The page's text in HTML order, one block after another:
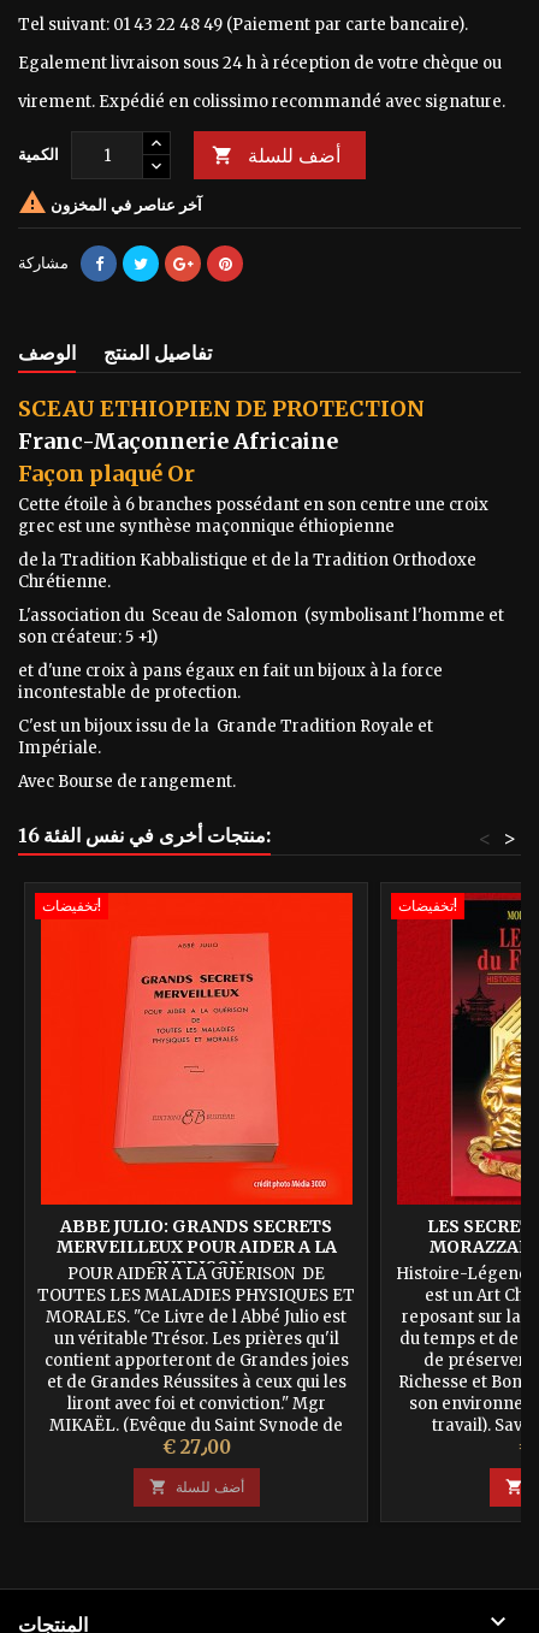
Tel suivant: 01 43 22 48 49 (Paiement par carte bancaire).
Egalement livraison sous 24 h à réception de votre chèque ou
virement. Expédié en colissimo recommandé avec signature.
الكمية  أضف للسلة
 آخر عناصر في المخزون
مشاركة
الوصف تفاصيل المنتج
SCEAU ETHIOPIEN DE PROTECTION
Franc-Maçonnerie Africaine
Façon plaqué Or
Cette étoile à 6 branches possédant en son centre une croix
grec est une synthèse maçonnique éthiopienne
de la Tradition Kabbalistique et de la Tradition Orthodoxe
Chrétienne.
L'association du Sceau de Salomon (symbolisant l'homme et
son créateur: 5 +1)
et d'une croix à pans égaux en fait un bijoux à la force
incontestable de protection.
C'est un bijoux issu de la Grande Tradition Royale et
Impériale.
Avec Bourse de rangement.
16 منتجات أخرى في نفس الفئة: >
<
تخفيضات!
ABBE JULIO: GRANDS SECRETS
MERVEILLEUX POUR AIDER A LA
GUERISON
POUR AIDER A LA GUERISON DE
TOUTES LES MALADIES PHYSIQUES ET
MORALES. "Ce Livre de l Abbé Julio est
un véritable Trésor. Les prières qu'il
contient apporteront de Grandes joies
et de Grandes Réussites à ceux qui les
liront avec foi et conviction." Mgr
MIKAËL. (Evêque du Saint Synode de
l'Eparchie Orthodoxe Apostolique des
Rites Orientaux)
السعر€ 27٫00
 أضف للسلة
تخفيضات!
LES
Histoire-
est un Art
reposant sur la
du temps et de
de préserver
Richesse et
son
travail).
florissante
construite

المنتجات 